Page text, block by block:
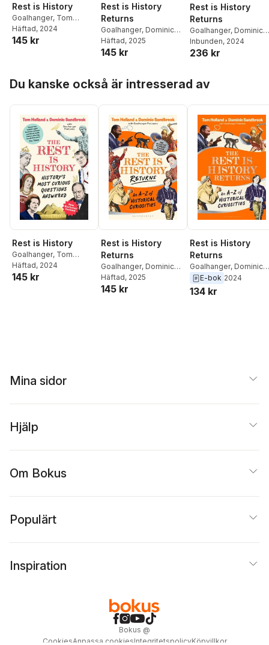
Rest is History
Goalhanger, Tom
Holland ,Dominic
Sandbrook
Häftad, 2024
145 kr
Rest is History
Returns
Goalhanger, Dominic
Sandbrook,Tom
Holland
Häftad, 2025
145 kr
Rest is History
Returns
Goalhanger, Dominic
Sandbrook,Tom
Holland
Inbunden, 2024
236 kr
Du kanske också är intresserad av
Rest is History
Goalhanger, Tom
Holland ,Dominic
Sandbrook
Häftad, 2024
145 kr
Rest is History
Returns
Goalhanger, Dominic
Sandbrook,Tom
Holland
Häftad, 2025
145 kr
Rest is History
Returns
Goalhanger, Dominic
Sandbrook,Tom
Holland
E-bok 2024
134 kr
Mina sidor
Hjälp
Om Bokus
Populärt
Inspiration
Bokus @
CookiesAnpassa cookiesIntegritetspolicyKöpvillkor